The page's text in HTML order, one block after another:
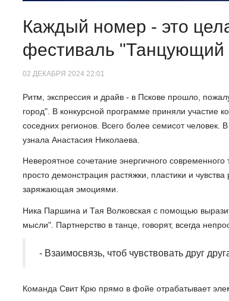
Каждый номер - это
фестиваль "Танцующий
02 ДЕКАБРЯ 2024 22:01
Ритм, экспрессия и драйв - в Пскове прошло,
город". В конкурсной программе приняли участие
соседних регионов. Всего более семисот
узнала Анастасия Николаева.
Невероятное сочетание энергичного
просто демонстрация растяжки, пластики и
заряжающая эмоциями.
Ника Паршина и Тая Волковская с помощью
мысли". Партнерство в танце, говорят, всегда
- Взаимосвязь, чтоб чувствовать друг
Команда Свит Крю прямо в фойе отрабатывает